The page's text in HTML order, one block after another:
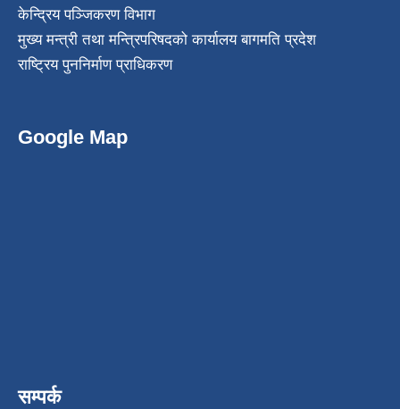
केन्द्रिय पञ्जिकरण विभाग
मुख्य मन्त्री तथा मन्त्रिपरिषदको कार्यालय बागमति प्रदेश
राष्ट्रिय पुननिर्माण प्राधिकरण
Google Map
सम्पर्क